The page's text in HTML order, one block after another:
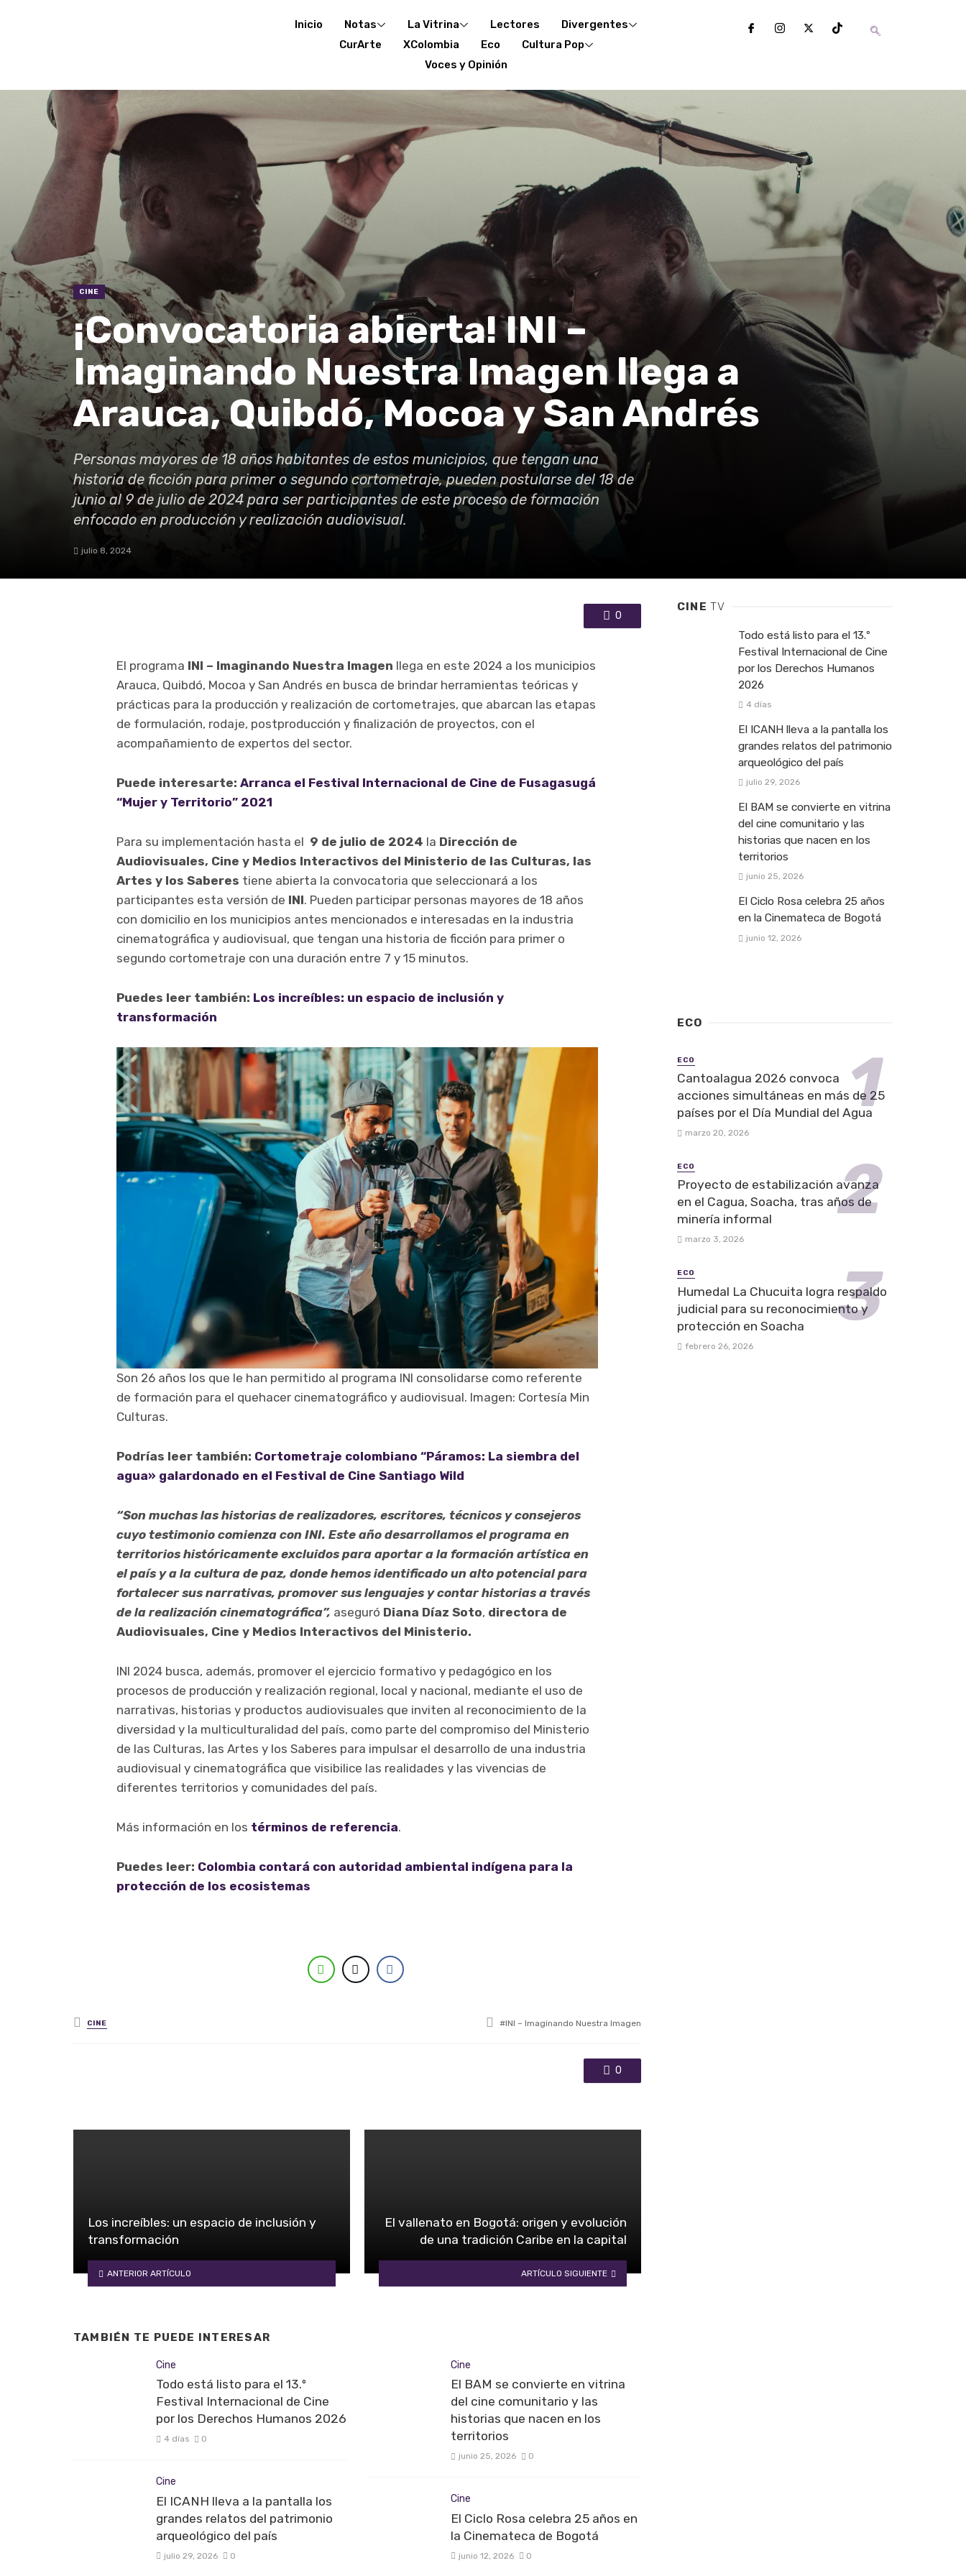
Inicio Notas La Vitrina Lectores
Divergentes
CurArte
XColombia Eco
Cultura Pop
Voces y Opinión
CINE
¡Convocatoria abierta! INI –
Imaginando Nuestra Imagen llega a
Arauca, Quibdó, Mocoa y San Andrés
Personas mayores de 18 años habitantes de estos municipios, que tengan una
historia de ficción para primer o segundo cortometraje, pueden postularse del 18 de
junio al 9 de julio de 2024 para ser participantes de este proceso de formación
enfocado en producción y realización audiovisual.
julio 8, 2024
0
El programa INI – Imaginando Nuestra Imagen llega en este 2024 a los municipios
Arauca, Quibdó, Mocoa y San Andrés en busca de brindar herramientas teóricas y
prácticas para la producción y realización de cortometrajes, que abarcan las etapas
de formulación, rodaje, postproducción y finalización de proyectos, con el
acompañamiento de expertos del sector.
Puede interesarte: Arranca el Festival Internacional de Cine de Fusagasugá
“Mujer y Territorio” 2021
Para su implementación hasta el 9 de julio de 2024 la Dirección de
Audiovisuales, Cine y Medios Interactivos del Ministerio de las Culturas, las
Artes y los Saberes tiene abierta la convocatoria que seleccionará a los
participantes esta versión de INI. Pueden participar personas mayores de 18 años
con domicilio en los municipios antes mencionados e interesadas en la industria
cinematográfica y audiovisual, que tengan una historia de ficción para primer o
segundo cortometraje con una duración entre 7 y 15 minutos.
Puedes leer también: Los increíbles: un espacio de inclusión y
transformación
Son 26 años los que le han permitido al programa INI consolidarse como referente
de formación para el quehacer cinematográfico y audiovisual. Imagen: Cortesía Min
Culturas.
Podrías leer también: Cortometraje colombiano “Páramos: La siembra del
agua» galardonado en el Festival de Cine Santiago Wild
“Son muchas las historias de realizadores, escritores, técnicos y consejeros
cuyo testimonio comienza con INI. Este año desarrollamos el programa en
territorios históricamente excluidos para aportar a la formación artística en
el país y a la cultura de paz, donde hemos identificado un alto potencial para
fortalecer sus narrativas, promover sus lenguajes y contar historias a través
de la realización cinematográfica”, aseguró Diana Díaz Soto, directora de
Audiovisuales, Cine y Medios Interactivos del Ministerio.
INI 2024 busca, además, promover el ejercicio formativo y pedagógico en los
procesos de producción y realización regional, local y nacional, mediante el uso de
narrativas, historias y productos audiovisuales que inviten al reconocimiento de la
diversidad y la multiculturalidad del país, como parte del compromiso del Ministerio
de las Culturas, las Artes y los Saberes para impulsar el desarrollo de una industria
audiovisual y cinematográfica que visibilice las realidades y las vivencias de
diferentes territorios y comunidades del país.
Más información en los términos de referencia.
Puedes leer: Colombia contará con autoridad ambiental indígena para la
protección de los ecosistemas
Posted in
CINE Tagged with
INI – Imaginando Nuestra Imagen
0
Los increíbles: un espacio de inclusión y
transformación
ANTERIOR ARTÍCULO
El vallenato en Bogotá: origen y evolución
de una tradición Caribe en la capital
ARTÍCULO SIGUIENTE
TAMBIÉN TE PUEDE INTERESAR
Cine
Todo está listo para el 13.º
Festival Internacional de Cine
por los Derechos Humanos 2026
4 días 0
Cine
El ICANH lleva a la pantalla los
grandes relatos del patrimonio
arqueológico del país
julio 29, 2026 0
Cine
El BAM se convierte en vitrina
del cine comunitario y las
historias que nacen en los
territorios
junio 25, 2026 0
Cine
El Ciclo Rosa celebra 25 años en
la Cinemateca de Bogotá
junio 12, 2026 0
CINETV
Todo está listo para el 13.º
Festival Internacional de Cine
por los Derechos Humanos
2026
4 días
El ICANH lleva a la pantalla los
grandes relatos del patrimonio
arqueológico del país
julio 29, 2026
El BAM se convierte en vitrina
del cine comunitario y las
historias que nacen en los
territorios
junio 25, 2026
El Ciclo Rosa celebra 25 años
en la Cinemateca de Bogotá
junio 12, 2026
ECO
ECO
Cantoalagua 2026 convoca
acciones simultáneas en más de 25
países por el Día Mundial del Agua
marzo 20, 2026
ECO
Proyecto de estabilización avanza
en el Cagua, Soacha, tras años de
minería informal
marzo 3, 2026
ECO
Humedal La Chucuita logra respaldo
judicial para su reconocimiento y
protección en Soacha
febrero 26, 2026